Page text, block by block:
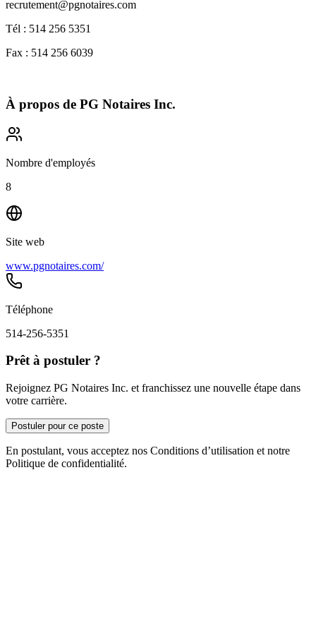
recrutement@pgnotaires.com
Tél : 514 256 5351
Fax : 514 256 6039
À propos de PG Notaires Inc.
Nombre d'employés
8
Site web
www.pgnotaires.com/
Téléphone
514-256-5351
Prêt à postuler ?
Rejoignez PG Notaires Inc. et franchissez une nouvelle étape dans
votre carrière.
Postuler pour ce poste
En postulant, vous acceptez nos Conditions d’utilisation et notre
Politique de confidentialité.